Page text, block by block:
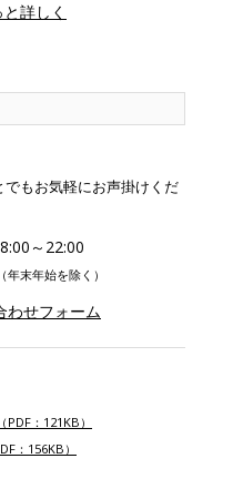
詳しく
でもお気軽にお声掛けくだ
～22:00
（年末年始を除く）
わせフォーム
（PDF：121KB）
：156KB）